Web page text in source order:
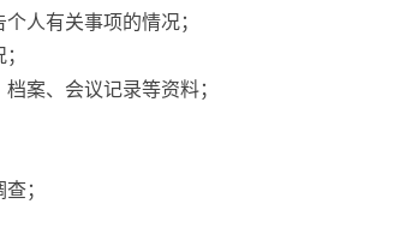
人有关事项的情况；
案、会议记录等资料；
；